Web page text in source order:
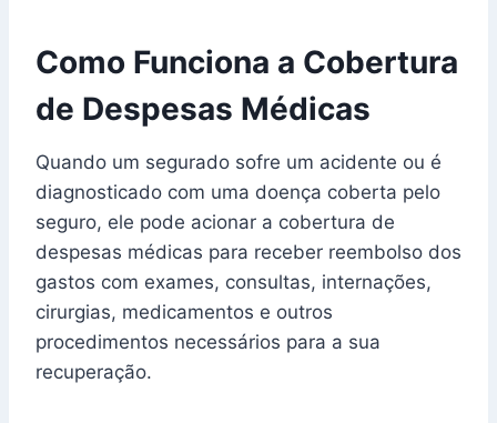
Como Funciona a Cobertura
de Despesas Médicas
Quando um segurado sofre um acidente ou é
diagnosticado com uma doença coberta pelo
seguro, ele pode acionar a cobertura de
despesas médicas para receber reembolso dos
gastos com exames, consultas, internações,
cirurgias, medicamentos e outros
procedimentos necessários para a sua
recuperação.